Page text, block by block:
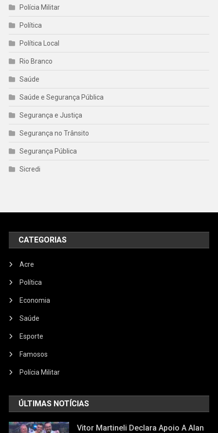
Polícia Militar
Política
Política Local
Rio Branco
Saúde
Saúde e Segurança Pública
Segurança e Justiça
Segurança no Trânsito
Segurança Pública
Sicredi
CATEGORIAS
Acre
Política
Economia
Saúde
Esporte
Famosos
Polícia Militar
ÚLTIMAS NOTÍCIAS
Vitor Martineli Declara Apoio A Alan